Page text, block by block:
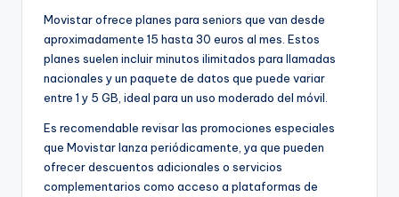
Movistar ofrece planes para seniors que van desde
aproximadamente 15 hasta 30 euros al mes. Estos
planes suelen incluir minutos ilimitados para llamadas
nacionales y un paquete de datos que puede variar
entre 1 y 5 GB, ideal para un uso moderado del móvil.
Es recomendable revisar las promociones especiales
que Movistar lanza periódicamente, ya que pueden
ofrecer descuentos adicionales o servicios
complementarios como acceso a plataformas de